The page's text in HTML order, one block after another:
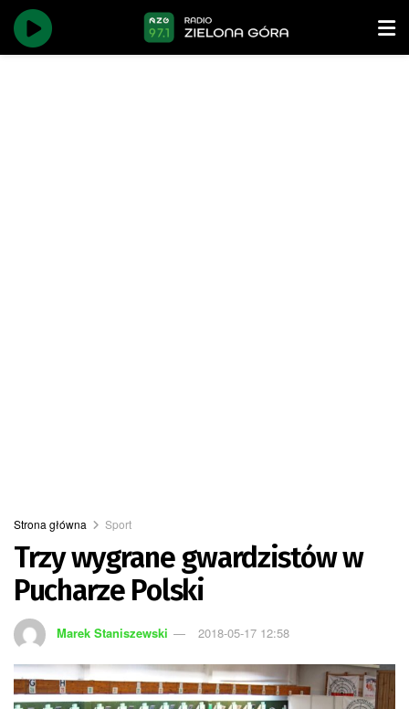
Strona główna Sport
Trzy wygrane gwardzistów w
Pucharze Polski
Marek Staniszewski 2018-05-17 12:58